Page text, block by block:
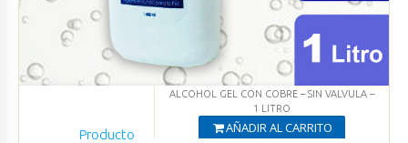
ALCOHOL GEL CON COBRE – SIN VALVULA –
1 LITRO
AÑADIR AL CARRITO
Producto